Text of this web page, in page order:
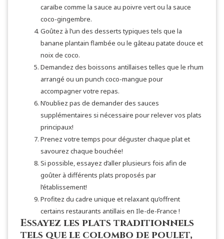
caraïbe comme la sauce au poivre vert ou la sauce
coco-gingembre.
Goûtez à l’un des desserts typiques tels que la
banane plantain flambée ou le gâteau patate douce et
noix de coco.
Demandez des boissons antillaises telles que le rhum
arrangé ou un punch coco-mangue pour
accompagner votre repas.
N’oubliez pas de demander des sauces
supplémentaires si nécessaire pour relever vos plats
principaux!
Prenez votre temps pour déguster chaque plat et
savourez chaque bouchée!
Si possible, essayez d’aller plusieurs fois afin de
goûter à différents plats proposés par
l’établissement!
Profitez du cadre unique et relaxant qu’offrent
certains restaurants antillais en Ile-de-France !
Essayez les plats traditionnels
tels que le colombo de poulet,